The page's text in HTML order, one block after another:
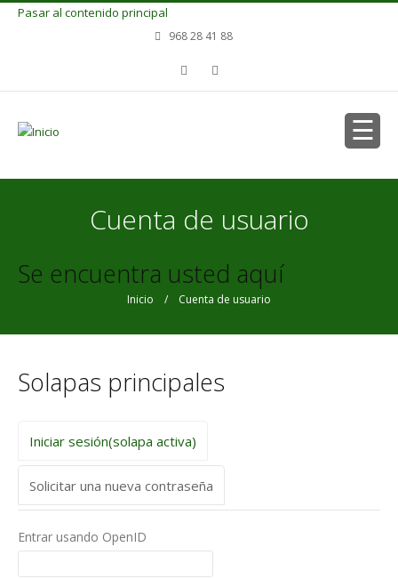
Pasar al contenido principal
968 28 41 88
Cuenta de usuario
Se encuentra usted aquí
Inicio / Cuenta de usuario
Solapas principales
Iniciar sesión(solapa activa)
Solicitar una nueva contraseña
Entrar usando OpenID